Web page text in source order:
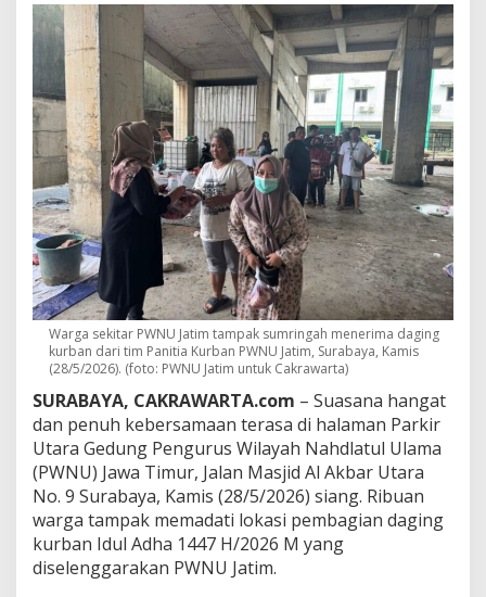
K
u
r
b
a
n
D
i
b
a
g
i
k
a
n
P
W
N
U
a
t
i
m
,
W
a
r
g
Warga sekitar PWNU Jatim tampak sumringah menerima daging
kurban dari tim Panitia Kurban PWNU Jatim, Surabaya, Kamis
(28/5/2026). (foto: PWNU Jatim untuk Cakrawarta)
SURABAYA, CAKRAWARTA.com – Suasana hangat
dan penuh kebersamaan terasa di halaman Parkir
Utara Gedung Pengurus Wilayah Nahdlatul Ulama
(PWNU) Jawa Timur, Jalan Masjid Al Akbar Utara
No. 9 Surabaya, Kamis (28/5/2026) siang. Ribuan
warga tampak memadati lokasi pembagian daging
kurban Idul Adha 1447 H/2026 M yang
diselenggarakan PWNU Jatim.